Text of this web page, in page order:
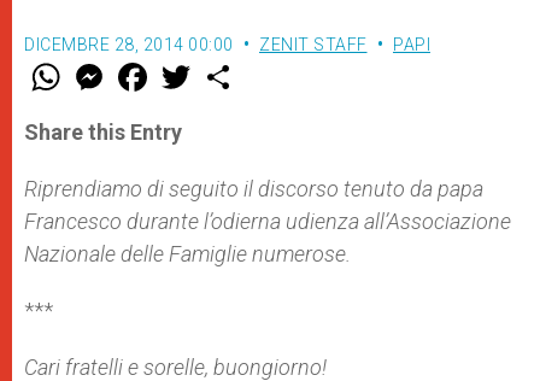
DICEMBRE 28, 2014 00:00 ZENIT STAFF PAPI
W
t
s
p
p
M
e
s
e
g
e
r
F
a
e
b
o
k
w
r
Share this Entry
Riprendiamo di seguito il discorso tenuto da papa
Francesco durante l’odierna udienza all’Associazione
Nazionale delle Famiglie numerose.
***
Cari fratelli e sorelle, buongiorno!